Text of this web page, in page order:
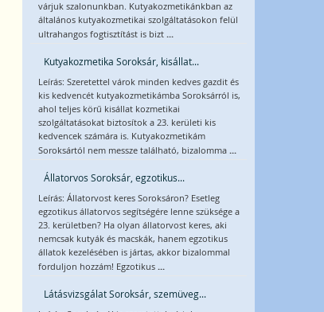
várjuk szalonunkban. Kutyakozmetikánkban az
általános kutyakozmetikai szolgáltatásokon felül
ultrahangos fogtisztítást is bizt ...
Kutyakozmetika Soroksár, kisállat...
Leírás: Szeretettel várok minden kedves gazdit és
kis kedvencét kutyakozmetikámba Soroksárról is,
ahol teljes körű kisállat kozmetikai
szolgáltatásokat biztosítok a 23. kerületi kis
kedvencek számára is. Kutyakozmetikám
Soroksártól nem messze található, bizalomma ...
Állatorvos Soroksár, egzotikus...
Leírás: Állatorvost keres Soroksáron? Esetleg
egzotikus állatorvos segítségére lenne szüksége a
23. kerületben? Ha olyan állatorvost keres, aki
nemcsak kutyák és macskák, hanem egzotikus
állatok kezelésében is jártas, akkor bizalommal
forduljon hozzám! Egzotikus ...
Látásvizsgálat Soroksár, szemüveg...